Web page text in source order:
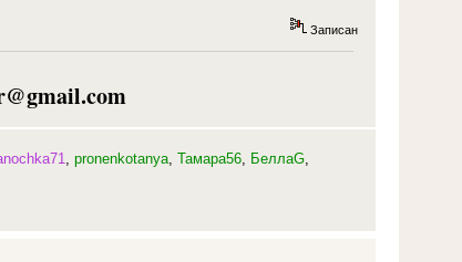
Записан
,pronenkotanya ,Тамара56 БеллаG